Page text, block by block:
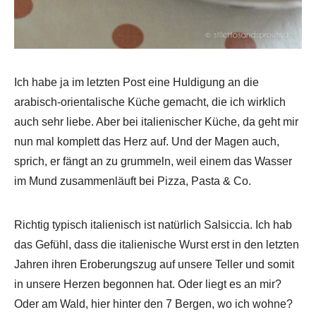
Ich habe ja im letzten Post eine Huldigung an die
arabisch-orientalische Küche gemacht, die ich wirklich
auch sehr liebe. Aber bei italienischer Küche, da geht mir
nun mal komplett das Herz auf. Und der Magen auch,
sprich, er fängt an zu grummeln, weil einem das Wasser
im Mund zusammenläuft bei Pizza, Pasta & Co.
Richtig typisch italienisch ist natürlich Salsiccia. Ich hab
das Gefühl, dass die italienische Wurst erst in den letzten
Jahren ihren Eroberungszug auf unsere Teller und somit
in unsere Herzen begonnen hat. Oder liegt es an mir?
Oder am Wald, hier hinter den 7 Bergen, wo ich wohne?